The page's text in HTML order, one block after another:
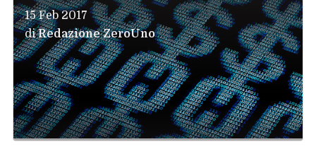
15 Feb 2017
diRedazione ZeroUno